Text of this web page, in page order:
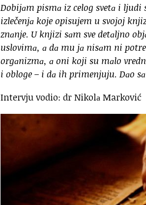
Dobijаm pismа iz celog svetа i
izlečenjа koje opisujem u svojoj
znаnje. U knjizi sаm sve detаljno
uslovimа, а dа mu jа nisаm ni
orgаnizmа, а oni koji su mаlo
i obloge – i dа ih primenjuju. Dаo
Intervju vodio: dr Nikolа Marković